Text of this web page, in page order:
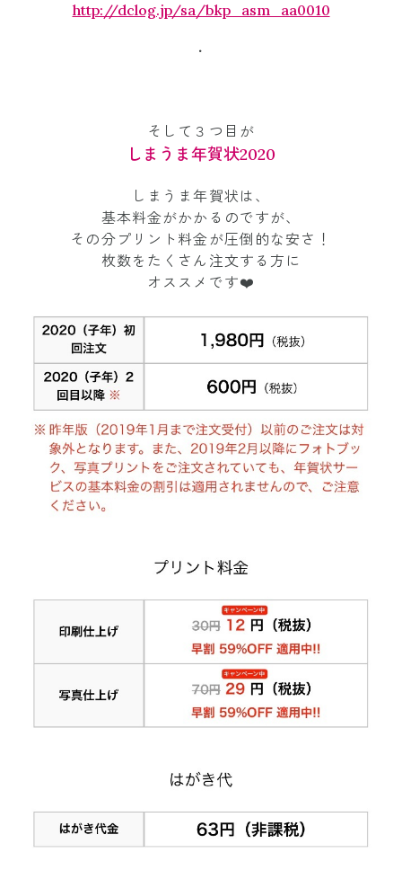
http://dclog.jp/sa/bkp_asm_aa0010
・
そして３つ目が
しまうま年賀状2020
しまうま年賀状は、
基本料金がかかるのですが、
その分プリント料金が圧倒的な安さ！
枚数をたくさん注文する方に
オススメです❤️